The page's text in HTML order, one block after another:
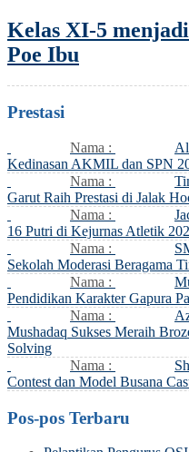
Kelas XI-5
Poe Ibu
Prestasi
Nama :
Kedinasan AKMIL dan SPN
Nama :
Garut Raih Prestasi di Jalak
Nama :
16 Putri di Kejurnas Atletik
Nama :
Sekolah Moderasi Beragama
Nama :
Pendidikan Karakter Gapura
Nama :
Mushadaq Sukses Meraih
Solving
Nama :
Contest dan Model Busana
Pos-pos Terbaru